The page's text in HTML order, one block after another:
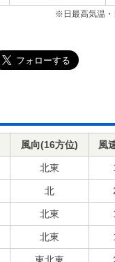
※日最高気温・
風向(16方位) 風
北東
北
北東
北東